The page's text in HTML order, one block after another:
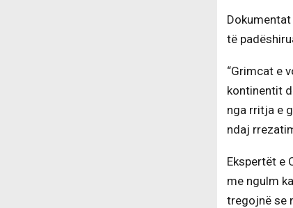
të
“Grimcat e
kontinentit
nga rritja e
ndaj
Ekspertët e
me ngulm
tregojnë se